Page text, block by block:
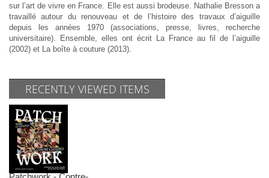
sur l’art de vivre en France. Elle est aussi brodeuse. Nathalie Bresson a
travaillé autour du renouveau et de l’histoire des travaux d’aiguille
depuis les années 1970 (associations, presse, livres, recherche
universitaire). Ensemble, elles ont écrit La France au fil de l’aiguille
(2002) et La boîte à couture (2013).
RECENTLY VIEWED ITEMS